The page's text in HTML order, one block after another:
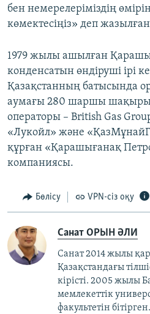
бен немерелеріміздің
көмектесіңіз» деп
1979 жылы ашылған
конденсатын өндіруші ірі
Қазақстанның батысында
аумағы 280 шаршы
операторы – British Gas
«Лукойл» және
құрған «Қарашығанақ
компаниясы.
Бөлісу VPN-сіз оқу
Санат ОРЫН ӘЛИ
Санат 2014 жылы
Қазақстандағы
кірісті. 2005 жылы
мемлекеттік
факультетін